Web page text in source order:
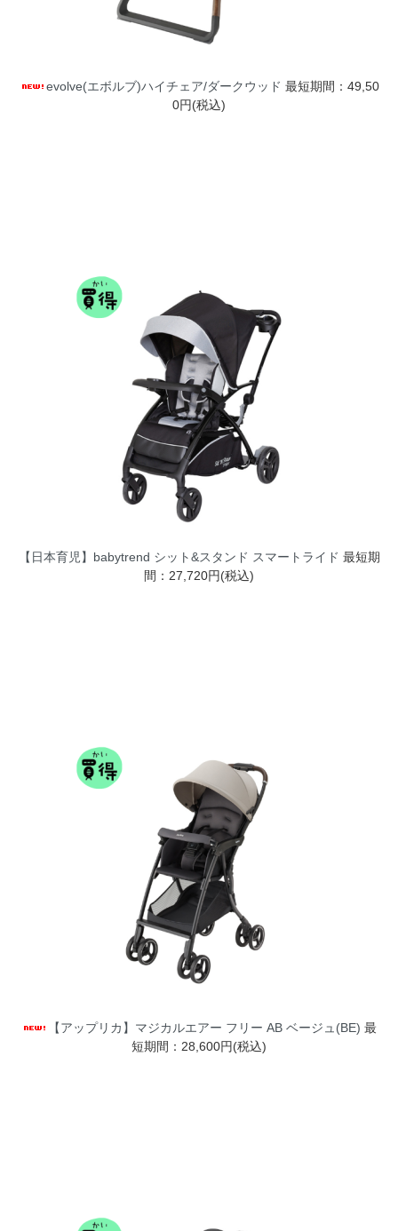
evolve(エボルブ)ハイチェア/ダークウッド 最短期間：49,50
0円(税込)
【日本育児】babytrend シット&スタンド スマートライド 最短期
間：27,720円(税込)
【アップリカ】マジカルエアー フリー AB ベージュ(BE) 最
短期間：28,600円(税込)